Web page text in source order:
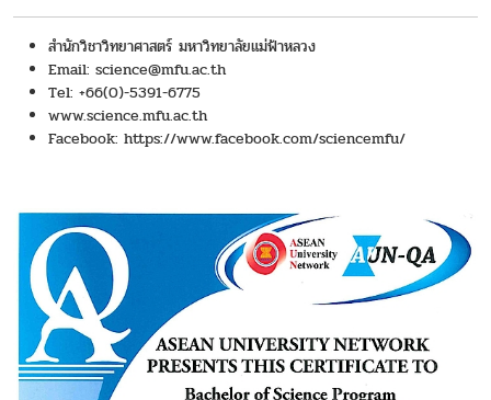
สำนักวิชาวิทยาศาสตร์ มหาวิทยาลัยแม่ฟ้าหลวง
Email: science@mfu.ac.th
Tel: +66(0)-5391-6775
www.science.mfu.ac.th
Facebook: https://www.facebook.com/sciencemfu/